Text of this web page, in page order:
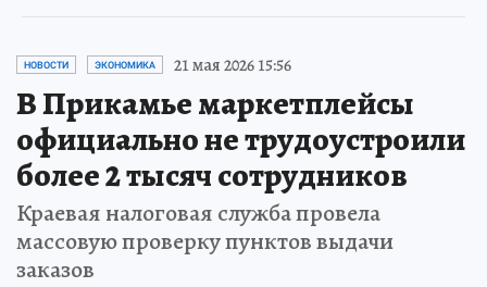
НОВОСТИ ЭКОНОМИКА 21 мая 2026 15:56
В Прикамье маркетплейсы
официально не трудоустроили
более 2 тысяч сотрудников
Краевая налоговая служба провела
массовую проверку пунктов выдачи
заказов